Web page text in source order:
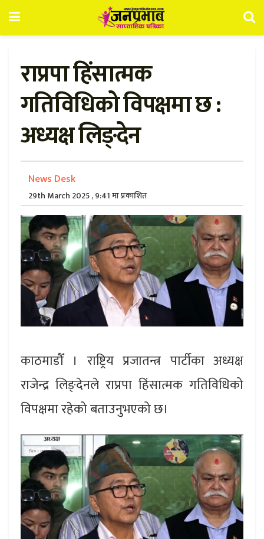
राप्रपा हिंसात्मक
गतिविधिको विपक्षमा छ :
अध्यक्ष लिङ्देन
News Desk
29th March 2025 , 9:41 मा प्रकाशित
काठमाडौँ । राष्ट्रिय प्रजातन्त्र पार्टीका अध्यक्ष
राजेन्द्र लिङ्देनले राप्रपा हिंसात्मक गतिविधिको
विपक्षमा रहेको बताउनुभएको छ।